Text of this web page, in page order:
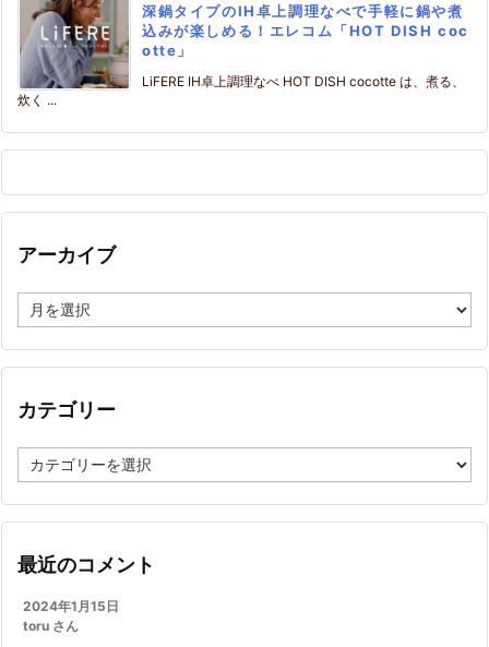
深鍋タイプのIH卓上調理なべで手軽に鍋や煮
込みが楽しめる！エレコム「HOT DISH coc
otte」
LiFERE IH卓上調理なべ HOT DISH cocotte は、煮る、
炊く ...
アーカイブ
ー
イ
カテゴリー
テ
リ
最近のコメント
2024年1月15日
toru さん